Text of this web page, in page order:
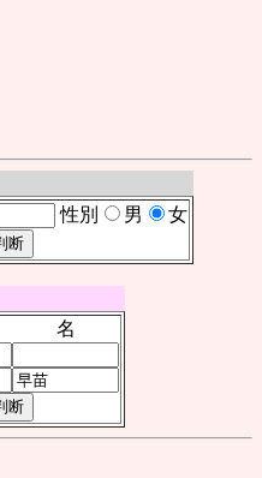
性別 男 女
名